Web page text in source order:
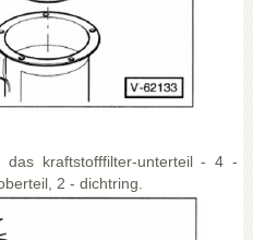
kraftstofffilter-unterteil - 4 -
2 - dichtring.